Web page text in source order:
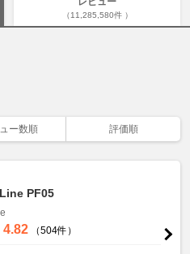
（11,285,580件 ）
ー数順 評価順
PF05
4.82 （504件）